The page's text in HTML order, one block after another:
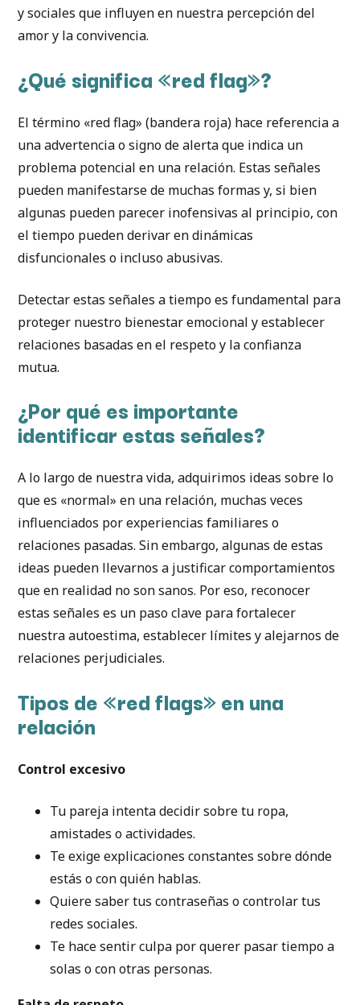
y sociales que influyen en nuestra percepción del
amor y la convivencia.
¿Qué significa «red flag»?
El término «red flag» (bandera roja) hace referencia a
una advertencia o signo de alerta que indica un
problema potencial en una relación. Estas señales
pueden manifestarse de muchas formas y, si bien
algunas pueden parecer inofensivas al principio, con
el tiempo pueden derivar en dinámicas
disfuncionales o incluso abusivas.
Detectar estas señales a tiempo es fundamental para
proteger nuestro bienestar emocional y establecer
relaciones basadas en el respeto y la confianza
mutua.
¿Por qué es importante
identificar estas señales?
A lo largo de nuestra vida, adquirimos ideas sobre lo
que es «normal» en una relación, muchas veces
influenciados por experiencias familiares o
relaciones pasadas. Sin embargo, algunas de estas
ideas pueden llevarnos a justificar comportamientos
que en realidad no son sanos. Por eso, reconocer
estas señales es un paso clave para fortalecer
nuestra autoestima, establecer límites y alejarnos de
relaciones perjudiciales.
Tipos de «red flags» en una
relación
Control excesivo
Tu pareja intenta decidir sobre tu ropa,
amistades o actividades.
Te exige explicaciones constantes sobre dónde
estás o con quién hablas.
Quiere saber tus contraseñas o controlar tus
redes sociales.
Te hace sentir culpa por querer pasar tiempo a
solas o con otras personas.